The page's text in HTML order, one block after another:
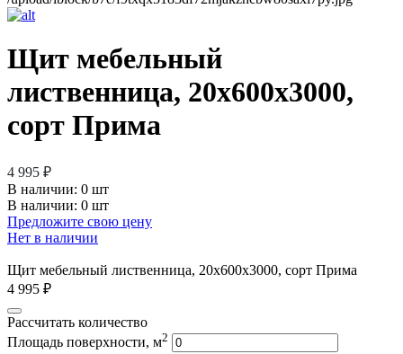
Щит мебельный
лиственница, 20х600х3000,
сорт Прима
4 995 ₽
В наличии: 0 шт
В наличии: 0 шт
Предложите свою цену
Нет в наличии
Щит мебельный лиственница, 20х600х3000, сорт Прима
4 995 ₽
Рассчитать количество
Площадь поверхности, м2